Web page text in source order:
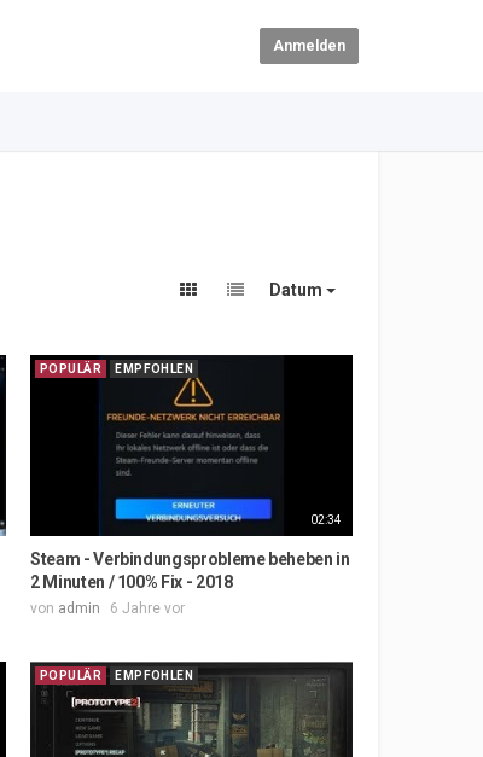
Anmelden
Datum
02:34
POPULÄR EMPFOHLEN
Steam - Verbindungsprobleme beheben in
2 Minuten / 100% Fix - 2018
von admin 6 Jahre vor
POPULÄR EMPFOHLEN